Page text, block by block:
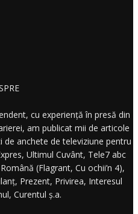
cu experiență în presă din
am publicat mii de articole
anchete de televiziune pentru
Ultimul Cuvânt, Tele7 abc
(Flagrant, Cu ochii’n 4),
Prezent, Privirea, Interesul
Curentul ș.a.